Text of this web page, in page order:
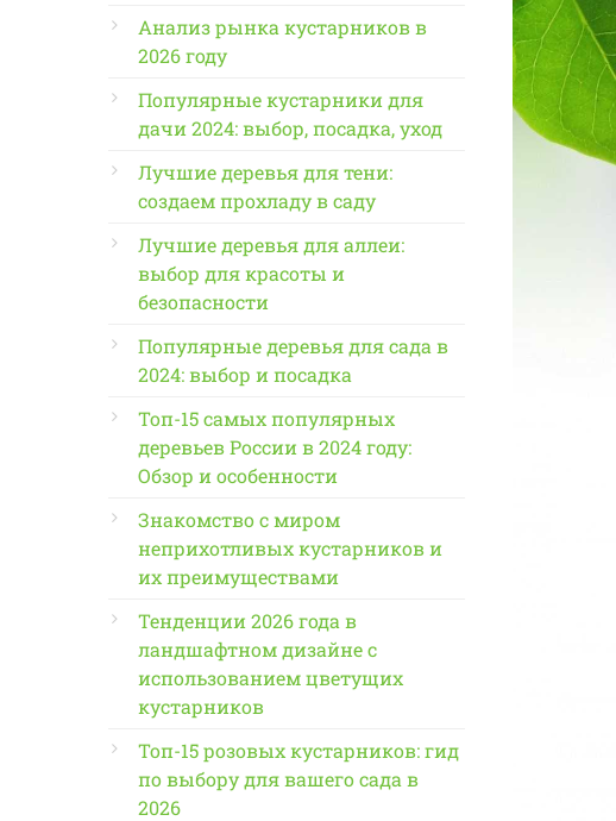
Анализ рынка кустарников в
2026 году
Популярные кустарники для
дачи 2024: выбор, посадка, уход
Лучшие деревья для тени:
создаем прохладу в саду
Лучшие деревья для аллеи:
выбор для красоты и
безопасности
Популярные деревья для сада в
2024: выбор и посадка
Топ-15 самых популярных
деревьев России в 2024 году:
Обзор и особенности
Знакомство с миром
неприхотливых кустарников и
их преимуществами
Тенденции 2026 года в
ландшафтном дизайне с
использованием цветущих
кустарников
Топ-15 розовых кустарников: гид
по выбору для вашего сада в
2026